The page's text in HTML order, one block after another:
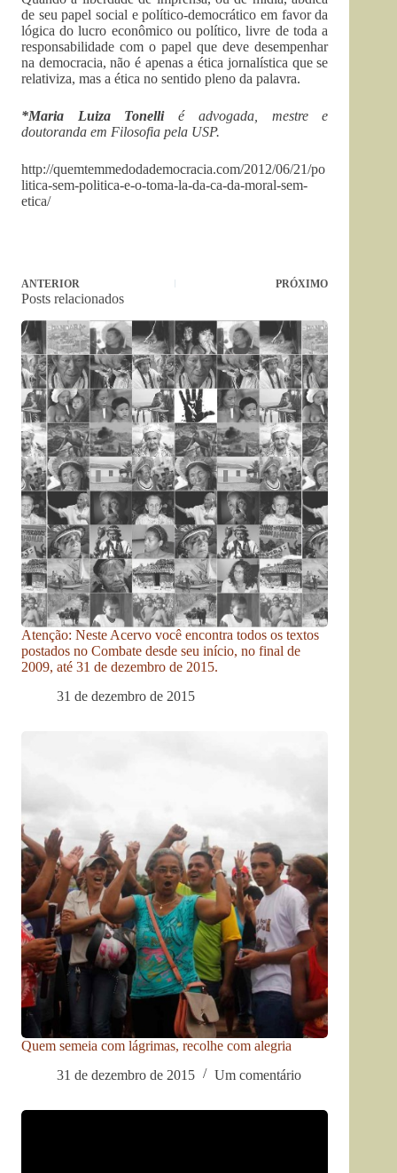
de seu papel social e político-democrático em favor da
lógica do lucro econômico ou político, livre de toda a
responsabilidade com o papel que deve desempenhar
na democracia, não é apenas a ética jornalística que se
relativiza, mas a ética no sentido pleno da palavra.
*Maria Luiza Tonellié advogada, mestre e
doutoranda em Filosofia pela USP.
http://quemtemmedodademocracia.com/2012/06/21/po
litica-sem-politica-e-o-toma-la-da-ca-da-moral-sem-
etica/
ANTERIOR PRÓXIMO
Posts relacionados
Atenção: Neste Acervo você encontra todos os textos
postados no Combate desde seu início, no final de
2009, até 31 de dezembro de 2015.
31 de dezembro de 2015
Quem semeia com lágrimas, recolhe com alegria
31 de dezembro de 2015
Um comentário